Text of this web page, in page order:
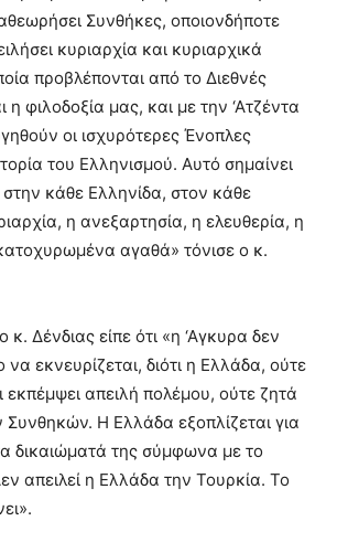
Συνθήκες, οποιονδήποτε
κυριαρχία και κυριαρχικά
προβλέπονται από το Διεθνές
η φιλοδοξία μας, και με την ‘Ατζέντα
οι ισχυρότερες Ένοπλες
του Ελληνισμού. Αυτό σημαίνει
κάθε Ελληνίδα, στον κάθε
η ανεξαρτησία, η ελευθερία, η
αγαθά» τόνισε ο κ.
κ. Δένδιας είπε ότι «η ‘Αγκυρα δεν
εκνευρίζεται, διότι η Ελλάδα, ούτε
εκπέμψει απειλή πολέμου, ούτε ζητά
Η Ελλάδα εξοπλίζεται για
δικαιώματά της σύμφωνα με το
απειλεί η Ελλάδα την Τουρκία. Το